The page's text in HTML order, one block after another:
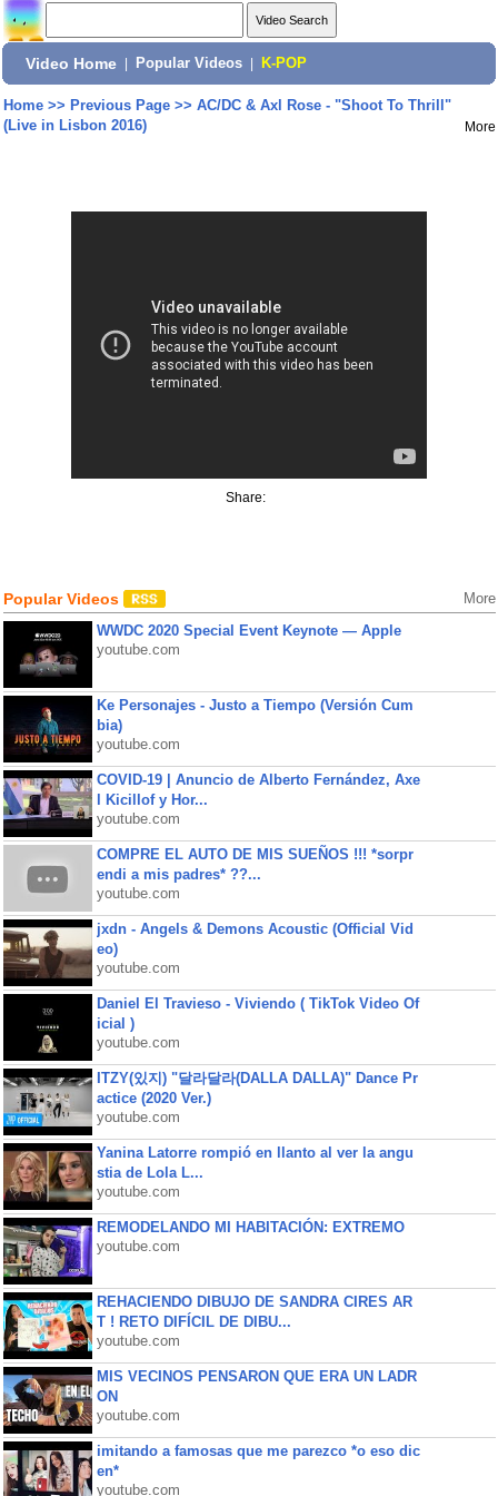
Video Home Popular Videos K-POP
Home>> Previous Page>> AC/DC & Axl Rose - "Shoot To Thrill"
(Live in Lisbon 2016)
More
Share:
Popular Videos More
WWDC 2020 Special Event Keynote — Apple
youtube.com
Ke Personajes - Justo a Tiempo (Versión Cum
bia)
youtube.com
COVID-19 | Anuncio de Alberto Fernández, Axe
l Kicillof y Hor...
youtube.com
COMPRE EL AUTO DE MIS SUEÑOS !!! *sorpr
endi a mis padres* ??...
youtube.com
jxdn - Angels & Demons Acoustic (Official Vid
eo)
youtube.com
Daniel El Travieso - Viviendo ( TikTok Video Of
icial )
youtube.com
ITZY(있지) "달라달라(DALLA DALLA)" Dance Pr
actice (2020 Ver.)
youtube.com
Yanina Latorre rompió en llanto al ver la angu
stia de Lola L...
youtube.com
REMODELANDO MI HABITACIÓN: EXTREMO
youtube.com
REHACIENDO DIBUJO DE SANDRA CIRES AR
T ! RETO DIFÍCIL DE DIBU...
youtube.com
MIS VECINOS PENSARON QUE ERA UN LADR
ON
youtube.com
imitando a famosas que me parezco *o eso dic
en*
youtube.com